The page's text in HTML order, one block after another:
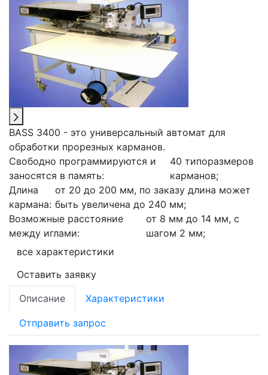
BASS 3400 - это универсальный автомат для
обработки прорезных карманов.
Свободно программируются и
заносятся в память:
40 типоразмеров
карманов;
Длина
кармана:
от 20 до 200 мм, по заказу длина может
быть увеличена до 240 мм;
Возможные расстояние
между иглами:
от 8 мм до 14 мм, с
шагом 2 мм;
все характеристики
Оставить заявку
Описание
Характеристики
Отправить запрос